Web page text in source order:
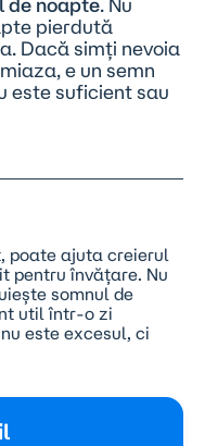
de noapte. Nu
pierdută
Dacă simți nevoia
e un semn
este suficient sau
poate ajuta creierul
pentru învățare. Nu
somnul de
util într-o zi
este excesul, ci